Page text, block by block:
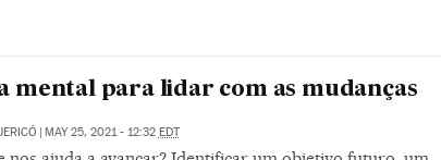
mental para lidar com as mudanças
MAY 25, 2021 - 12:32 EDT